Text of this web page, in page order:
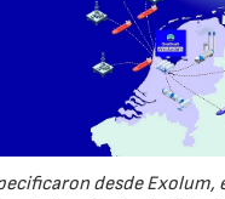
desde Exolum,